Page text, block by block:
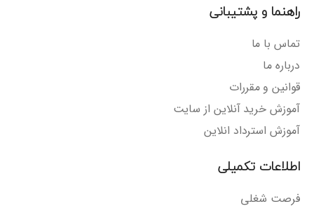
راهنما و پشتیبانی
تماس با ما
درباره ما
قوانین و مقررات
آموزش خرید آنلاین از سایت
آموزش استرداد انلاین
اطلاعات تکمیلی
فرصت شغلی